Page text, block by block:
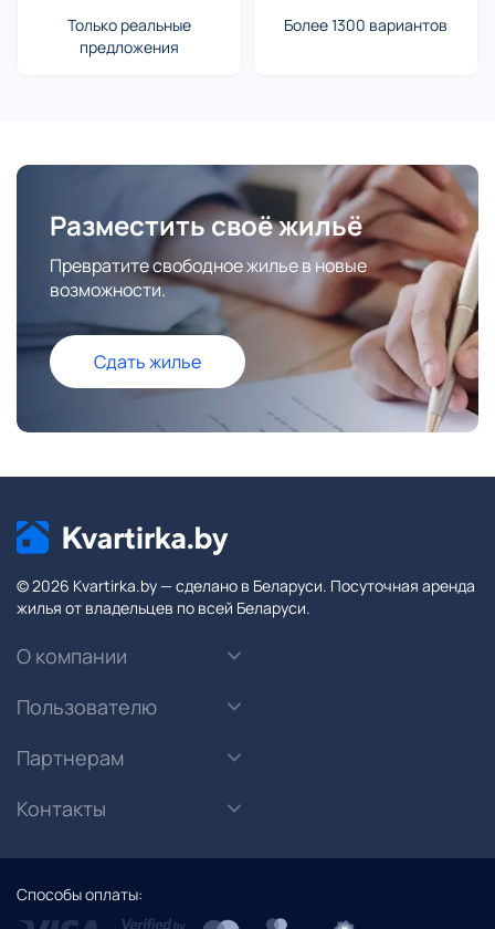
Только реальные
предложения
Более 1300 вариантов
Разместить своё жильё
Превратите свободное жилье в новые
возможности.
Сдать жилье
© 2026 Kvartirka.by — сделано в Беларуси. Посуточная аренда
жилья от владельцев по всей Беларуси.
О компании
Пользователю
Партнерам
Контакты
Способы оплаты: